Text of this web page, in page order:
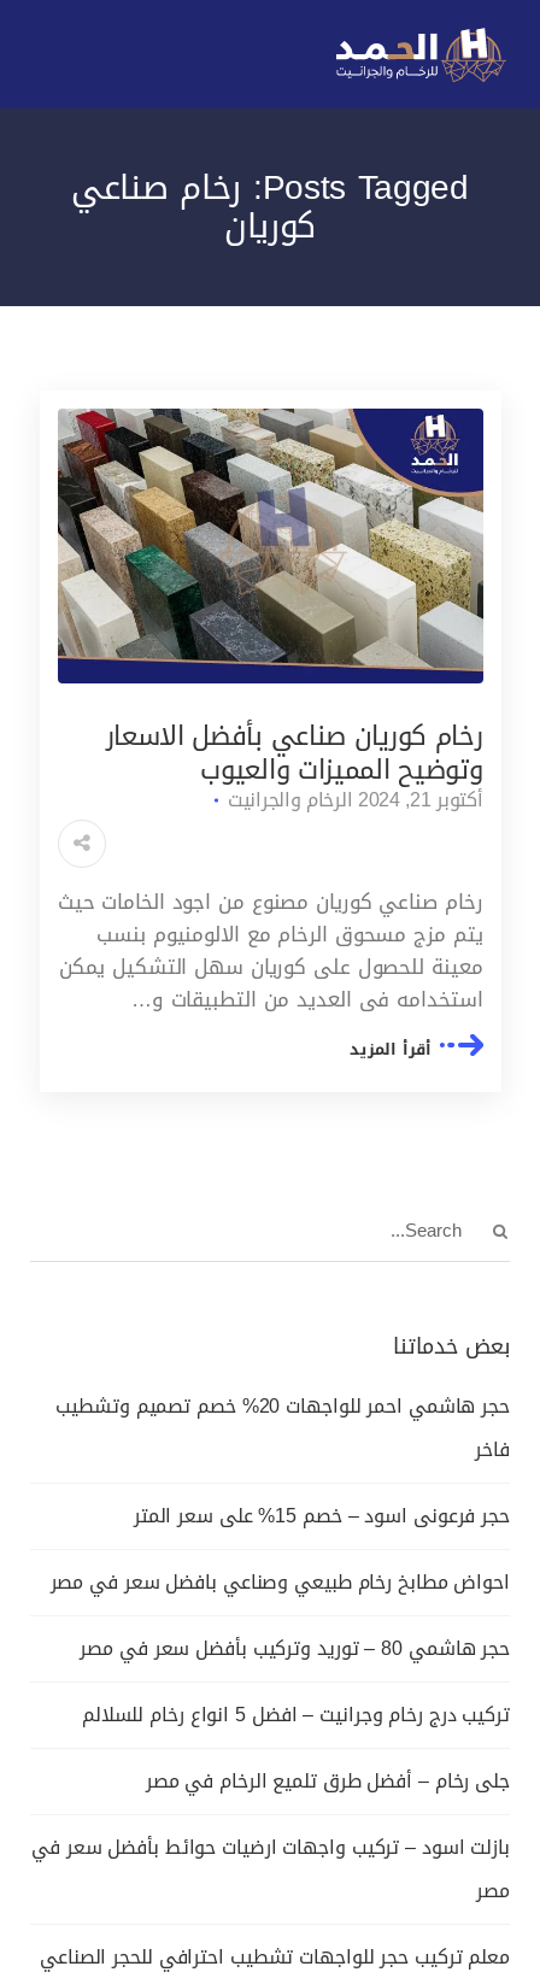
Posts Tagged: رخام صناعي
كوريان
رخام كوريان صناعي بأفضل الاسعار
وتوضيح المميزات والعيوب
أكتوبر 21, 2024 الرخام والجرانيت
رخام صناعي كوريان مصنوع من اجود الخامات حيث
يتم مزج مسحوق الرخام مع الالومنيوم بنسب
معينة للحصول على كوريان سهل التشكيل يمكن
استخدامه فى العديد من التطبيقات و…
أقرأ المزيد
بعض خدماتنا
حجر هاشمي احمر للواجهات 20% خصم تصميم وتشطيب
فاخر
حجر فرعونى اسود – خصم 15% على سعر المتر
احواض مطابخ رخام طبيعي وصناعي بافضل سعر في مصر
حجر هاشمي 80 – توريد وتركيب بأفضل سعر في مصر
تركيب درج رخام وجرانيت – افضل 5 انواع رخام للسلالم
جلى رخام – أفضل طرق تلميع الرخام في مصر
بازلت اسود – تركيب واجهات ارضيات حوائط بأفضل سعر في
مصر
معلم تركيب حجر للواجهات تشطيب احترافي للحجر الصناعي